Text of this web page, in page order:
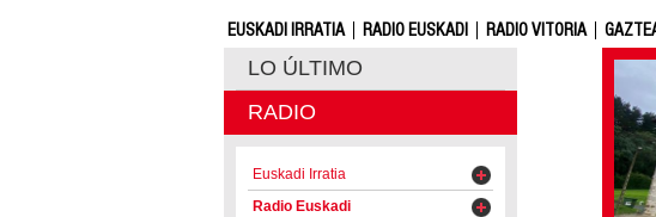
EUSKADI IRRATIA RADIO EUSKADI RADIO VITORIA
LO ÚLTIMO
RADIO
Euskadi Irratia
Radio Euskadi